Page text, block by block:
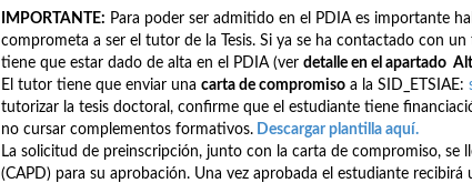
IMPORTANTE: Para poder ser admitido en el PDIA es importante
comprometa a ser el tutor de la Tesis. Si ya se ha contactado con
tiene que estar dado de alta en el PDIA (ver detalle en el apartado
El tutor tiene que enviar una carta de compromiso a la SID_ETSIAE:
tutorizar la tesis doctoral, confirme que el estudiante tiene
no cursar complementos formativos. Descargar plantilla aquí.
La solicitud de preinscripción, junto con la carta de compromiso, se
(CAPD) para su aprobación. Una vez aprobada el estudiante